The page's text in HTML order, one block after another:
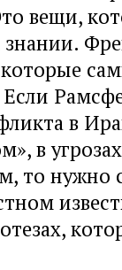
вещи,
в
в
то нужно